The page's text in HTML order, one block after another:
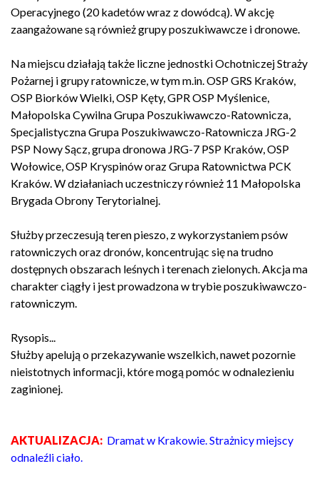
Operacyjnego (20 kadetów wraz z dowódcą). W akcję
zaangażowane są również grupy poszukiwawcze i dronowe.
Na miejscu działają także liczne jednostki Ochotniczej Straży
Pożarnej i grupy ratownicze, w tym m.in. OSP GRS Kraków,
OSP Biorków Wielki, OSP Kęty, GPR OSP Myślenice,
Małopolska Cywilna Grupa Poszukiwawczo-Ratownicza,
Specjalistyczna Grupa Poszukiwawczo-Ratownicza JRG-2
PSP Nowy Sącz, grupa dronowa JRG-7 PSP Kraków, OSP
Wołowice, OSP Kryspinów oraz Grupa Ratownictwa PCK
Kraków. W działaniach uczestniczy również 11 Małopolska
Brygada Obrony Terytorialnej.
Służby przeczesują teren pieszo, z wykorzystaniem psów
ratowniczych oraz dronów, koncentrując się na trudno
dostępnych obszarach leśnych i terenach zielonych. Akcja ma
charakter ciągły i jest prowadzona w trybie poszukiwawczo-
ratowniczym.
Rysopis...
Służby apelują o przekazywanie wszelkich, nawet pozornie
nieistotnych informacji, które mogą pomóc w odnalezieniu
zaginionej.
AKTUALIZACJA: Dramat w Krakowie. Strażnicy miejscy
odnaleźli ciało.